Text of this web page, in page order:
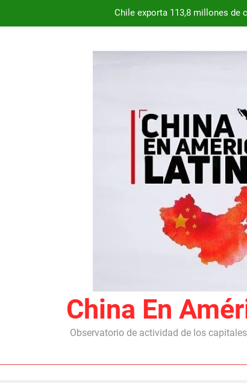
Chile exporta 113,8 millones de
Chile exporta 113,8 millones de
Dependencia de Brasil: por qué la
Desde 2008, el déficit comercial
China En
Observatorio de actividad de los